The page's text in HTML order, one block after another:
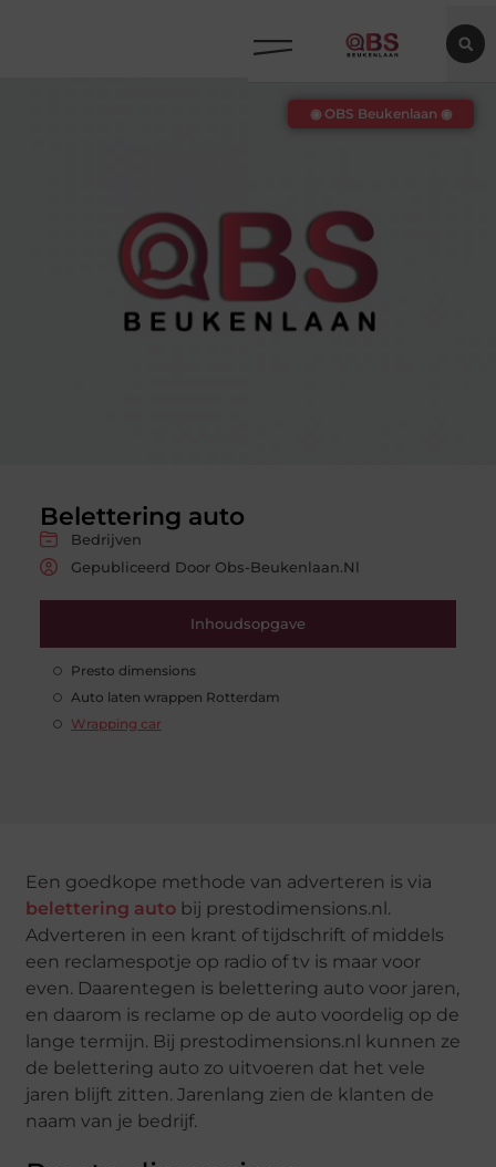
Belettering auto
Bedrijven
Gepubliceerd Door Obs-Beukenlaan.nl
Inhoudsopgave
Presto dimensions
Auto laten wrappen Rotterdam
Wrapping car
◉ OBS Beukenlaan ◉
Een goedkope methode van adverteren is via
belettering auto bij prestodimensions.nl.
Adverteren in een krant of tijdschrift of middels
een reclamespotje op radio of tv is maar voor
even. Daarentegen is belettering auto voor jaren,
en daarom is reclame op de auto voordelig op de
lange termijn. Bij prestodimensions.nl kunnen ze
de belettering auto zo uitvoeren dat het vele
jaren blijft zitten. Jarenlang zien de klanten de
naam van je bedrijf.